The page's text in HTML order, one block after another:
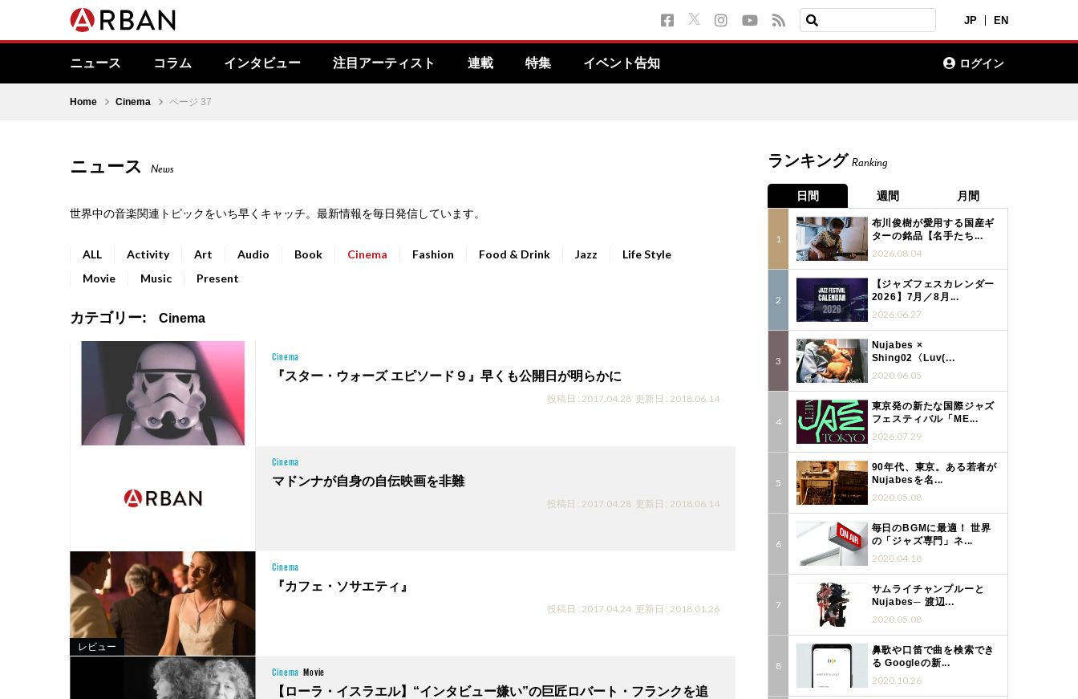
JP EN
ニュース コラム インタビュー 注目アーティスト 連載 特集 イベント告知 ログイン
Home Cinema ページ 37
ニュース News
世界中の音楽関連トピックをいち早くキャッチ。最新情報を毎日発信しています。
ALL Activity Art Audio Book Cinema Fashion Food & Drink Jazz
Life Style
Movie
Music Present
カテゴリー: Cinema
Cinema
『スター・ウォーズ エピソード９』早くも公開日が明らかに
投稿日 : 2017.04.28 更新日 : 2018.06.14
Cinema
マドンナが自身の自伝映画を非難
投稿日 : 2017.04.28 更新日 : 2018.06.14
レビュー
Cinema
『カフェ・ソサエティ』
投稿日 : 2017.04.24 更新日 : 2018.01.26
Cinema Movie
【ローラ・イスラエル】“インタビュー嫌い”の巨匠ロバート・フランクを追
ランキング Ranking
日間 週間 月間
布川俊樹が愛用する国産ギ
ターの銘品【名手たち...
2026.08.04
【ジャズフェスカレンダー
2026】7月／8月...
2026.06.27
Nujabes ×
Shing02〈Luv(...
2020.06.05
東京発の新たな国際ジャズ
フェスティバル「ME...
2026.07.29
90年代、東京。ある若者が
Nujabesを名...
2020.05.08
毎日のBGMに最適！ 世界
の「ジャズ専門」ネ...
2020.04.18
サムライチャンプルーと
Nujabes─ 渡辺...
2020.05.08
鼻歌や口笛で曲を検索でき
る Googleの新...
2020.10.26